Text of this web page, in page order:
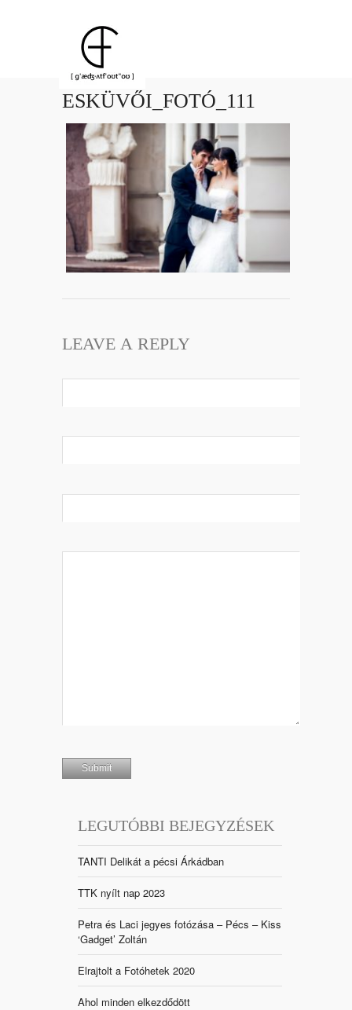
ESKÜVŐI_FOTÓ_111
LEAVE A REPLY
LEGUTÓBBI BEJEGYZÉSEK
TANTI Delikát a pécsi Árkádban
TTK nyílt nap 2023
Petra és Laci jegyes fotózása – Pécs – Kiss
‘Gadget’ Zoltán
Elrajtolt a Fotóhetek 2020
Ahol minden elkezdődött